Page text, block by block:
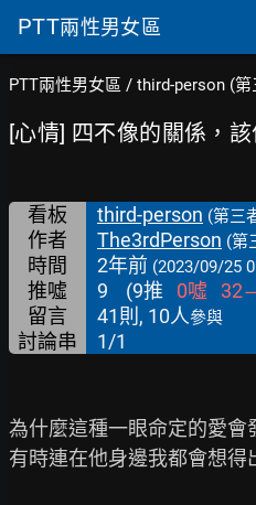
PTT兩性男女區
PTT兩性男女區 / third-person (第
[心情] 四不像的關係，
看板 third-person (第三
作者 The3rdPerson (第
時間 2年前 (2023/09/25
推噓 9 (9推 0噓 32
留言
41則, 10人參與
討論串 1/1
為什麼這種一眼命定的愛會
有時連在他身邊我都會想得